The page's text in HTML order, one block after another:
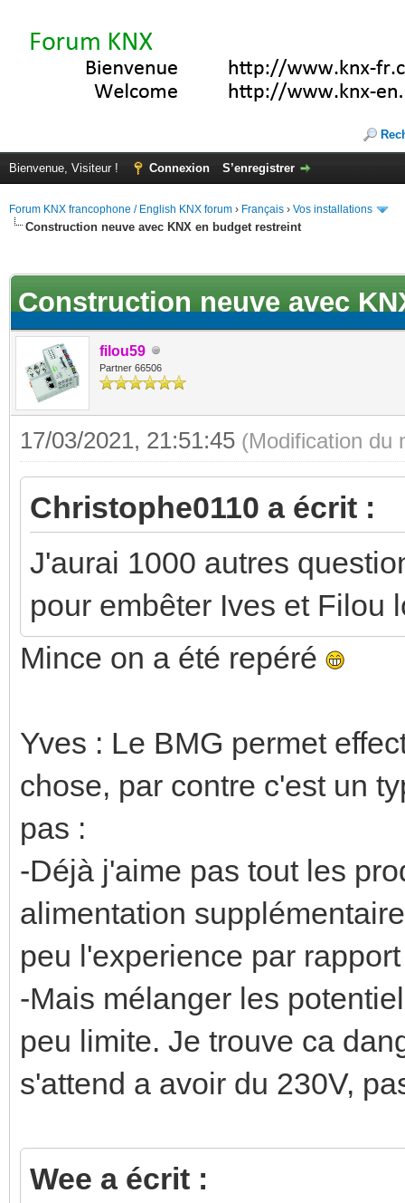
Bienvenue, Visiteur ! Connexion S’enregistrer
Forum KNX francophone / English KNX forum › Français › Vos installations
Construction neuve avec KNX en budget restreint
Construction neuve avec
filou59
Partner 66506
17/03/2021, 21:51:45 (Modification du
Christophe0110 a écrit :
J'aurai 1000 autres
pour embêter Ives et Filou
Mince on a été repéré
Yves : Le BMG permet
chose, par contre c'est un
pas :
-Déjà j'aime pas tout les
alimentation
peu l'experience par
-Mais mélanger les
peu limite. Je trouve ca
s'attend a avoir du 230V,
Wee a écrit :